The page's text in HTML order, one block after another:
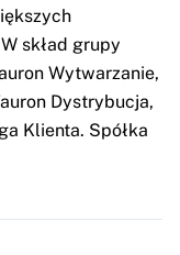
skład grupy
Wytwarzanie,
Dystrybucja,
Klienta. Spółka